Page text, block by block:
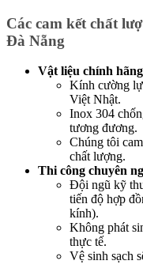
Các cam kết chất
Đà Nẵng
Vật liệu chính
Kính cường
Việt Nhật.
Inox 304
tương đương.
Chúng tôi
chất lượng.
Thi công chuyên
Đội ngũ kỹ
tiến độ hợp
kính).
Không phát
thực tế.
Vệ sinh sạch